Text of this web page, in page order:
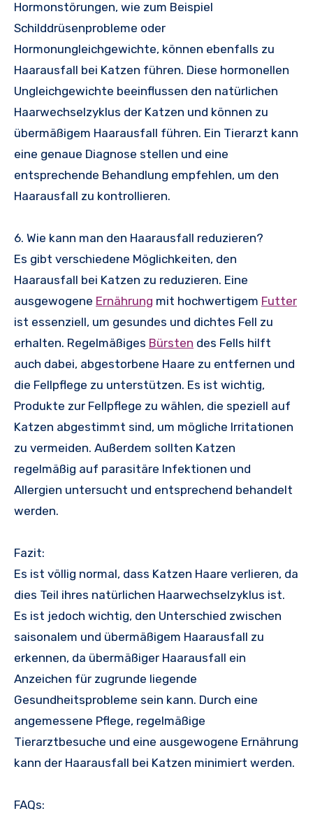
Hormonstörungen, wie zum Beispiel
Schilddrüsenprobleme oder
Hormonungleichgewichte, können ebenfalls zu
Haarausfall bei Katzen führen. Diese hormonellen
Ungleichgewichte beeinflussen den natürlichen
Haarwechselzyklus der Katzen und können zu
übermäßigem Haarausfall führen. Ein Tierarzt kann
eine genaue Diagnose stellen und eine
entsprechende Behandlung empfehlen, um den
Haarausfall zu kontrollieren.
6. Wie kann man den Haarausfall reduzieren?
Es gibt verschiedene Möglichkeiten, den
Haarausfall bei Katzen zu reduzieren. Eine
ausgewogene Ernährung mit hochwertigem Futter
ist essenziell, um gesundes und dichtes Fell zu
erhalten. Regelmäßiges Bürsten des Fells hilft
auch dabei, abgestorbene Haare zu entfernen und
die Fellpflege zu unterstützen. Es ist wichtig,
Produkte zur Fellpflege zu wählen, die speziell auf
Katzen abgestimmt sind, um mögliche Irritationen
zu vermeiden. Außerdem sollten Katzen
regelmäßig auf parasitäre Infektionen und
Allergien untersucht und entsprechend behandelt
werden.
Fazit:
Es ist völlig normal, dass Katzen Haare verlieren, da
dies Teil ihres natürlichen Haarwechselzyklus ist.
Es ist jedoch wichtig, den Unterschied zwischen
saisonalem und übermäßigem Haarausfall zu
erkennen, da übermäßiger Haarausfall ein
Anzeichen für zugrunde liegende
Gesundheitsprobleme sein kann. Durch eine
angemessene Pflege, regelmäßige
Tierarztbesuche und eine ausgewogene Ernährung
kann der Haarausfall bei Katzen minimiert werden.
FAQs: